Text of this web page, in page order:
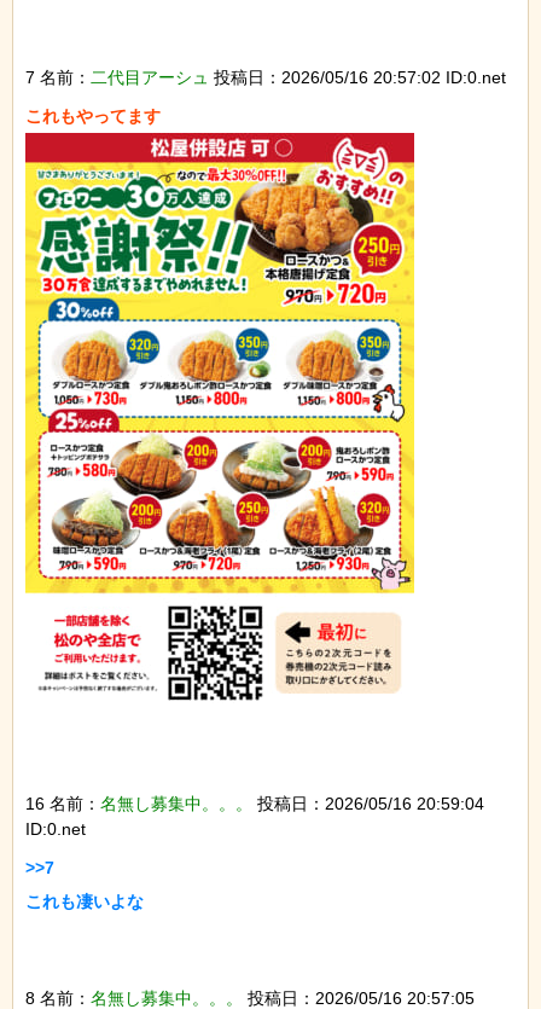
7 名前： 二代目アーシュ 投稿日：2026/05/16 20:57:02 ID:0.net
16 名前： 名無し募集中。。。
投稿日：2026/05/16 20:59:04
ID:0.net
>>7
これも凄いよな
8 名前： 名無し募集中。。。
投稿日：2026/05/16 20:57:05